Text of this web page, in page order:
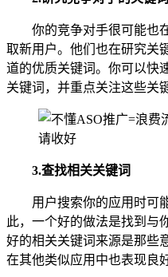
你的竞争对手很可能也
取新用户。他们也在研究关
道的优质关键词。你可以快
关键词，并重点关注这些关
3.查找相关关键词
用户搜索你的应用时可
此，一个好的做法是找到与
好的相关关键词来源是那些
在其他类似应用中也表现良